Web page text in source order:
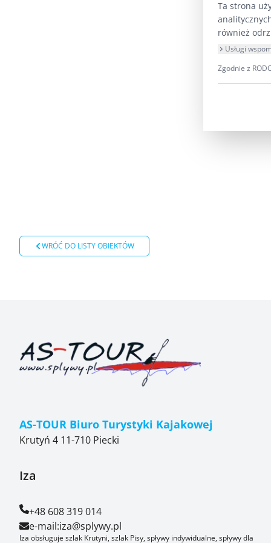
WRÓĆ DO LISTY OBIEKTÓW
AS-TOUR Biuro Turystyki Kajakowej
Krutyń 4 11-710 Piecki
Iza
+48 608 319 014
e-mail:iza@splywy.pl
Iza obsługuje szlak Krutyni, szlak Pisy, spływy indywidualne, spływy dla
Ta strona
również
Usługi
Zgodnie z